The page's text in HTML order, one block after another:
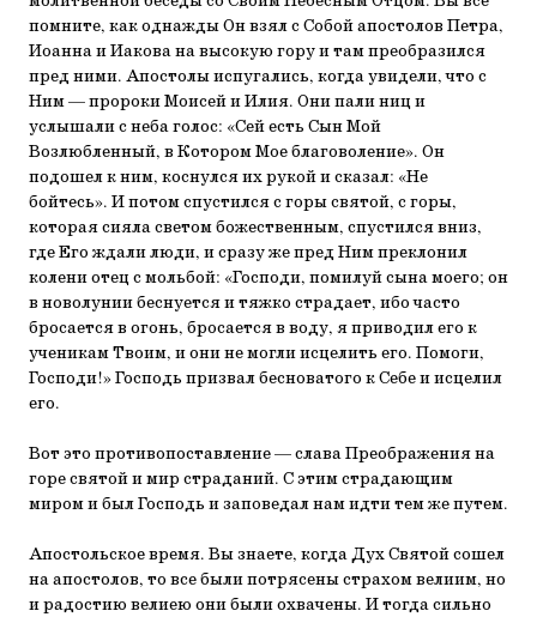
помните, как однажды Он взял с Собой апостолов Петра,
Иоанна и Иакова на высокую гору и там преобразился
пред ними. Апостолы испугались, когда увидели, что с
Ним — пророки Моисей и Илия. Они пали ниц и
услышали с неба голос: «Сей есть Сын Мой
Возлюбленный, в Котором Мое благоволение». Он
подошел к ним, коснулся их рукой и сказал: «Не
бойтесь». И потом спустился с горы святой, с горы,
которая сияла светом божественным, спустился вниз,
где Его ждали люди, и сразу же пред Ним преклонил
колени отец с мольбой: «Господи, помилуй сына моего; он
в новолунии беснуется и тяжко страдает, ибо часто
бросается в огонь, бросается в воду, я приводил его к
ученикам Твоим, и они не могли исцелить его. Помоги,
Господи!» Господь призвал бесноватого к Себе и исцелил
его.
Вот это противопоставление — слава Преображения на
горе святой и мир страданий. С этим страдающим
миром и был Господь и заповедал нам идти тем же путем.
Апостольское время. Вы знаете, когда Дух Святой сошел
на апостолов, то все были потрясены страхом велиим, но
и радостию велиею они были охвачены. И тогда сильно